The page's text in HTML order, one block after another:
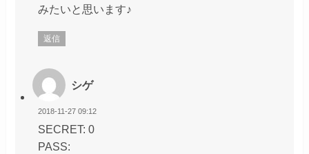
みたいと思います♪
返信
シゲ
2018-11-27 09:12
SECRET: 0
PASS: